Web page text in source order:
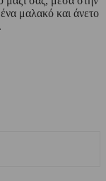
μαλακό και άνετο